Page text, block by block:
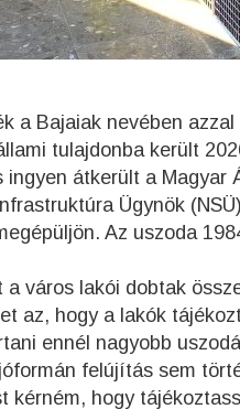
a Bajaiak nevében
tulajdonba került
átkerült a
Ügynök
Az uszoda
város lakói dobtak
az, hogy a lakók
ennél nagyobb
felújítás sem
kérném, hogy